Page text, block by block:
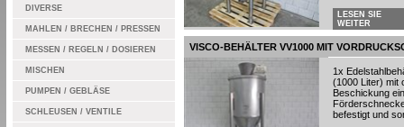
DIVERSE
MAHLEN / BRECHEN / PRESSEN
MESSEN / REGELN / DOSIEREN
MISCHEN
PUMPEN / GEBLÄSE
SCHLEUSEN / VENTILE
LESEN SIE
WEITER
VISCO-BEHÄLTER VV1000 MIT
1x
(1000 Liter) mit
Beschickung
befestigt und